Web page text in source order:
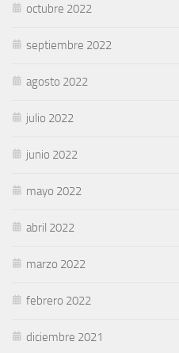
octubre 2022
septiembre 2022
agosto 2022
julio 2022
junio 2022
mayo 2022
abril 2022
marzo 2022
febrero 2022
diciembre 2021